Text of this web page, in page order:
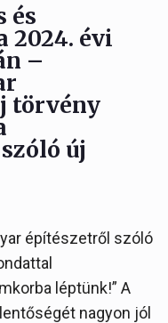
és
2024. évi
–
törvény
új
építészetről szóló
léptünk!” A
nagyon jól